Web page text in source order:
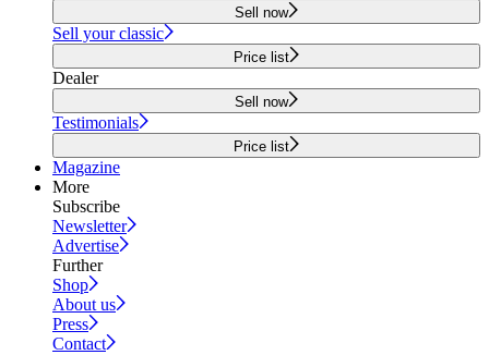
Sell now
Sell your classic
Price list
Dealer
Sell now
Testimonials
Price list
Magazine
More
Subscribe
Newsletter
Advertise
Further
Shop
About us
Press
Contact